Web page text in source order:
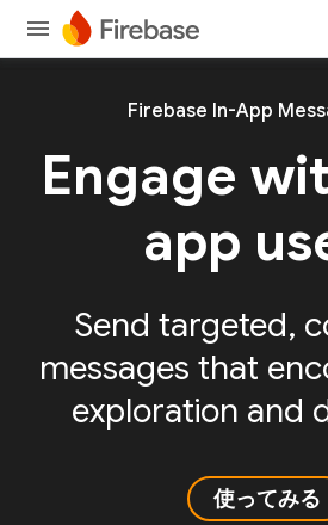
Firebase In-App
Engage
app
Send targeted,
messages that
exploration and
使ってみる